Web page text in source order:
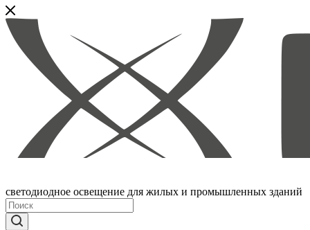
светодиодное освещение для жилых и промышленных зданий